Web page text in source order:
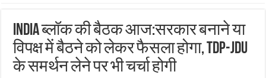
INDIA ब्लॉक की बैठक आज:सरकार बनाने या
विपक्ष में बैठने को लेकर फैसला होगा, TDP-JDU
के समर्थन लेने पर भी चर्चा होगी